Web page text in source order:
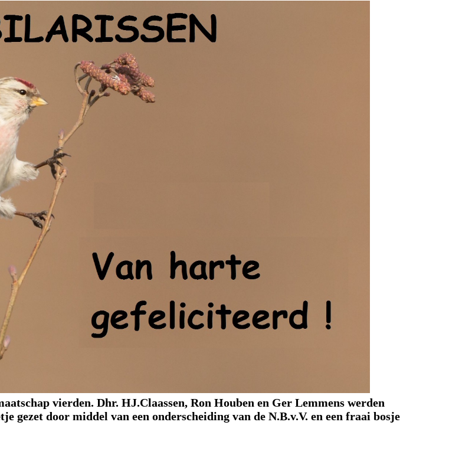
vierden. Dhr. HJ.Claassen, Ron Houben en Ger Lemmens werden
gezet door middel van een onderscheiding van de N.B.v.V. en een fraai bosje